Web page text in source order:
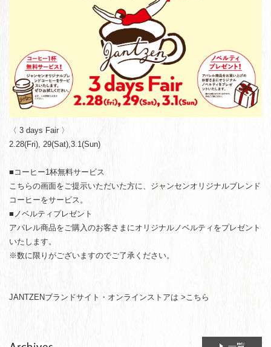
〈 3 days Fair 〉
2.28(Fri), 29(Sat),3.1(Sun)
■コーヒー1杯無料サービス
こちらの画面をご提示いただいた方に、ジャンセンオリジナルブレンド
コーヒーをサービス。
■ノベルティプレゼント
アパレル商品をご購入のお客さまにオリジナルノベルティをプレゼント
いたします。
※数に限りがございますのでご了承ください。
JANTZENブランドサイト・オンラインストアは >こちら